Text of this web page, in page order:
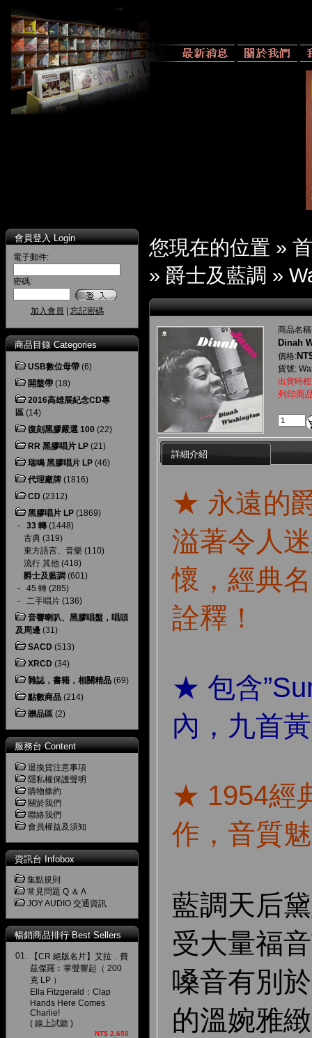
會員登入 Login
電子郵件:
密碼:
加入會員 忘記密碼
商品目錄 Categories
USB數位母帶 (6)
開盤帶 (18)
2016高雄展紀念CD專
區 (14)
復刻黑膠嚴選 100 (22)
RR 黑膠唱片 LP (21)
瑞鳴 黑膠唱片 LP (46)
代理廠牌 (1816)
CD (2312)
黑膠唱片 LP (1869)
- 33 轉 (1448)
古典 (319)
東方語言、音樂 (110)
流行 其他 (418)
爵士及藍調 (601)
- 45 轉 (285)
- 二手唱片 (136)
音響喇叭、黑膠唱盤，唱頭
及周邊 (31)
SACD (513)
XRCD (34)
雜誌，書籍，相關精品 (69)
點數商品 (214)
贈品區 (2)
服務台 Content
退換貨注意事項
隱私權保護聲明
購物條約
關於我們
聯絡我們
會員權益及須知
資訊台 Infobox
集點規則
常見問題 Q ＆ A
JOY AUDIO 交通資訊
暢銷商品排行 Best Sellers
01.
【CR 絕版名片】艾拉．費
茲傑羅︰掌聲響起（ 200
克 LP ）
Ella Fitzgerald：Clap
Hands Here Comes
Charlie!
( 線上試聽 )
NT$ 2,650
您現在的位置 »
» 爵士及藍調 »
商品名
Dinah
價格:
貨號:
出貨時
列印商
詳細介紹
★ 永遠的
溢著令人
懷，經典
詮釋！
★ 包含
內，九首
★ 1954經
作，音質
藍調天后
受大量福
嗓音有別
的溫婉雅